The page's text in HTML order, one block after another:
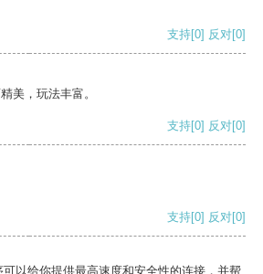
支持[0] 反对[0]
美，玩法丰富。
支持[0] 反对[0]
支持[0] 反对[0]
以给你提供最高速度和安全性的连接，并帮